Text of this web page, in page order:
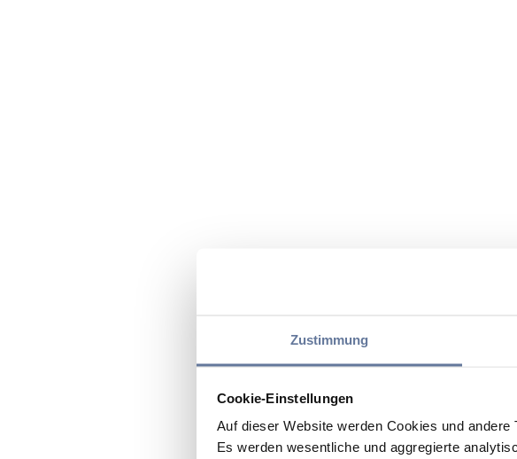
Zustimmung
Cookie-Einstellungen
Auf dieser Website werden Cookies und
Es werden wesentliche und aggregierte